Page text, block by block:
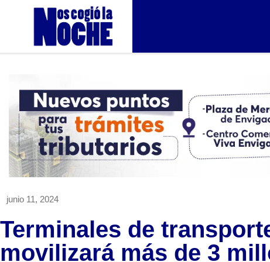
junio 11, 2024
Terminales de
movilizará más de 3